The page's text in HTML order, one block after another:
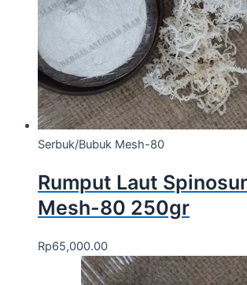
Serbuk/Bubuk Mesh-80
Rumput Laut
Mesh-80 250gr
Rp65,000.00